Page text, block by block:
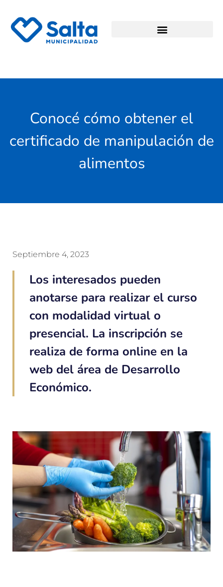
Conocé cómo obtener el
certificado de manipulación de
alimentos
Septiembre 4, 2023
Los interesados pueden
anotarse para realizar el curso
con modalidad virtual o
presencial. La inscripción se
realiza de forma online en la
web del área de Desarrollo
Económico.